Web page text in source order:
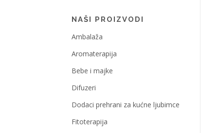
NAŠI PROIZVODI
Ambalaža
Aromaterapija
Bebe i majke
Difuzeri
Dodaci prehrani za kućne ljubimce
Fitoterapija